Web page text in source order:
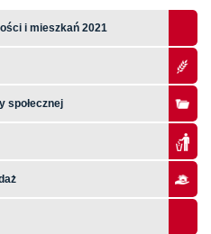
i mieszkań 2021
społecznej